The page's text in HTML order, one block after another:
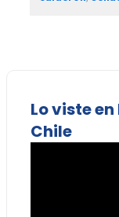
Lo viste
Chile